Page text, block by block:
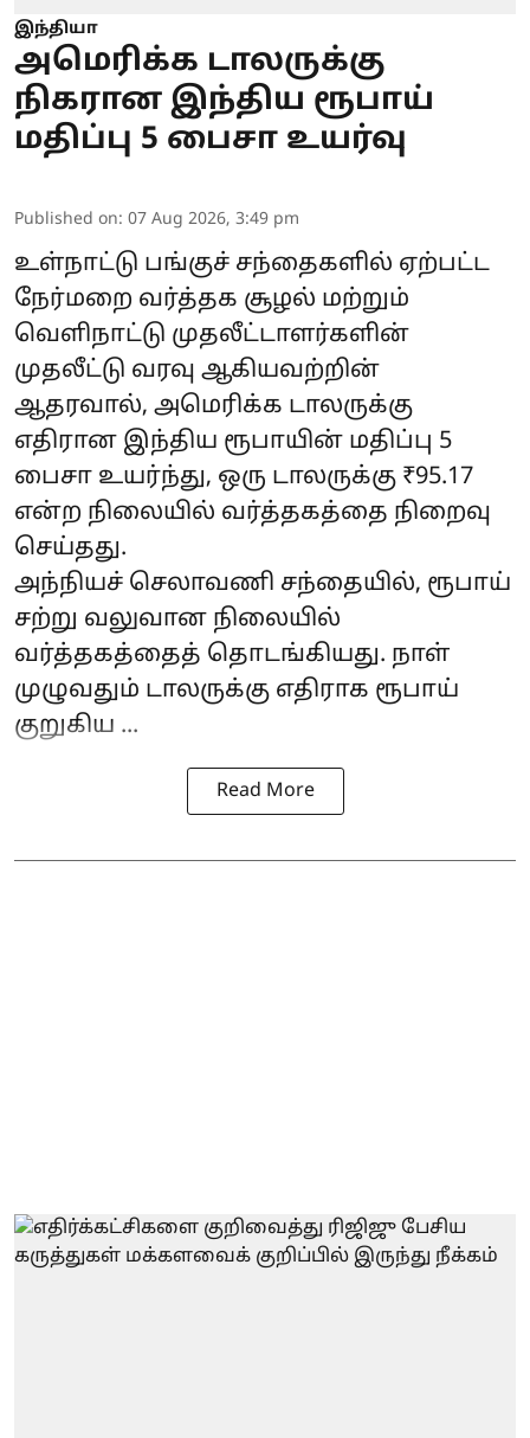
இந்தியா
அமெரிக்க டாலருக்கு
நிகரான இந்திய ரூபாய்
மதிப்பு 5 பைசா உயர்வு
Published on: 07 Aug 2026, 3:49 pm
உள்நாட்டு பங்குச் சந்தைகளில் ஏற்பட்ட
நேர்மறை வர்த்தக சூழல் மற்றும்
வெளிநாட்டு முதலீட்டாளர்களின்
முதலீட்டு வரவு ஆகியவற்றின்
ஆதரவால், அமெரிக்க டாலருக்கு
எதிரான இந்திய ரூபாயின் மதிப்பு 5
பைசா உயர்ந்து, ஒரு டாலருக்கு ₹95.17
என்ற நிலையில் வர்த்தகத்தை நிறைவு
செய்தது.
அந்நியச் செலாவணி சந்தையில், ரூபாய்
சற்று வலுவான நிலையில்
வர்த்தகத்தைத் தொடங்கியது. நாள்
முழுவதும் டாலருக்கு எதிராக ரூபாய்
குறுகிய ...
Read More